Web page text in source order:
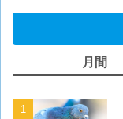
月間